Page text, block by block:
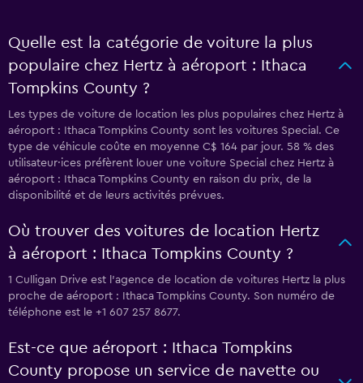
Quelle est la catégorie de voiture la plus
populaire chez Hertz à aéroport : Ithaca
Tompkins County ?
Les types de voiture de location les plus populaires chez Hertz à
aéroport : Ithaca Tompkins County sont les voitures Special. Ce
type de véhicule coûte en moyenne C$ 164 par jour. 58 % des
utilisateur·ices préfèrent louer une voiture Special chez Hertz à
aéroport : Ithaca Tompkins County en raison du prix, de la
disponibilité et de leurs activités prévues.
Où trouver des voitures de location Hertz
à aéroport : Ithaca Tompkins County ?
1 Culligan Drive est l'agence de location de voitures Hertz la plus
proche de aéroport : Ithaca Tompkins County. Son numéro de
téléphone est le +1 607 257 8677.
Est-ce que aéroport : Ithaca Tompkins
County propose un service de navette ou